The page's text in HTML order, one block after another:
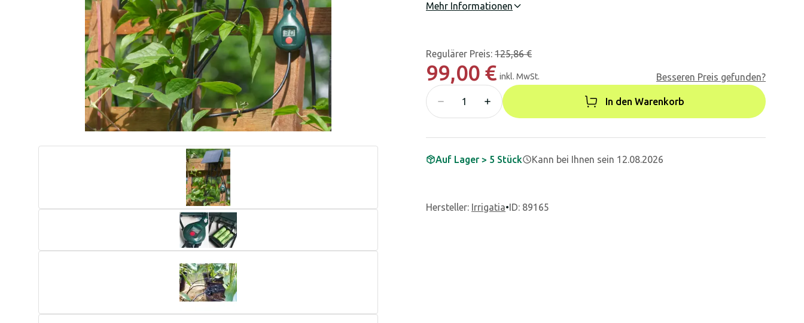
Mehr Informationen
Regulärer Preis: 125,86 €
99,00 € inkl. MwSt. Besseren Preis gefunden?
In den Warenkorb
Auf Lager > 5 Stück Kann bei Ihnen sein 12.08.2026
Hersteller: Irrigatia•ID: 89165